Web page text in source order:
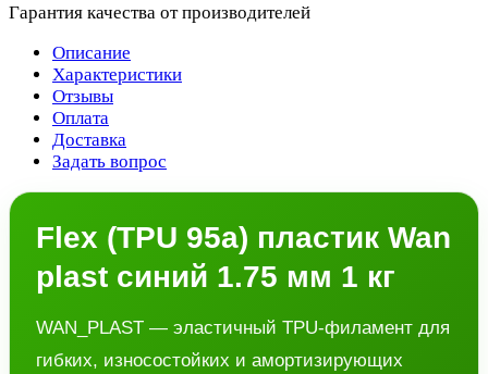
Гарантия качества от производителей
Описание
Характеристики
Отзывы
Оплата
Доставка
Задать вопрос
Flex (TPU 95a) пластик Wan
plast синий 1.75 мм 1 кг
WAN_PLAST — эластичный TPU-филамент для
гибких, износостойких и амортизирующих